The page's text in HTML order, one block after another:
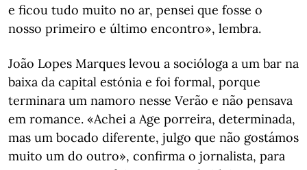
e ficou tudo muito no ar, pensei que fosse o
nosso primeiro e último encontro», lembra.
João Lopes Marques levou a socióloga a um bar na
baixa da capital estónia e foi formal, porque
terminara um namoro nesse Verão e não pensava
em romance. «Achei a Age porreira, determinada,
mas um bocado diferente, julgo que não gostámos
muito um do outro», confirma o jornalista, para